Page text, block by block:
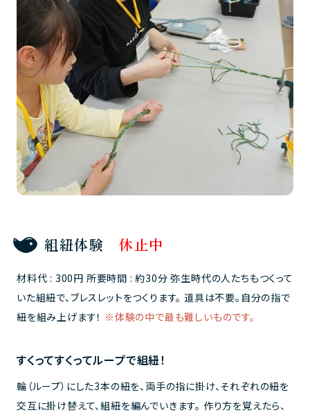
組紐体験 休止中
材料代 : 300円 所要時間 : 約30分 弥生時代の人たちもつくって
いた組紐で、ブレスレットをつくります。 道具は不要。自分の指で
紐を組み上げます！ ※体験の中で最も難しいものです。
すくってすくってループで組紐！
輪（ループ）にした3本の紐を、両手の指に掛け、それぞれの紐を
交互に掛け替えて、組紐を編んでいきます。 作り方を覚えたら、